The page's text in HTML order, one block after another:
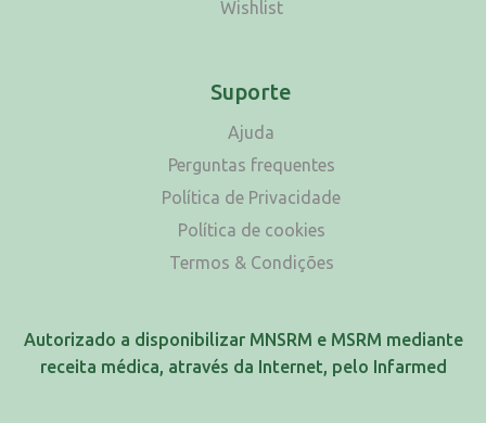
Wishlist
Suporte
Ajuda
Perguntas frequentes
Política de Privacidade
Política de cookies
Termos & Condições
Autorizado a disponibilizar MNSRM e MSRM mediante
receita médica, através da Internet, pelo Infarmed